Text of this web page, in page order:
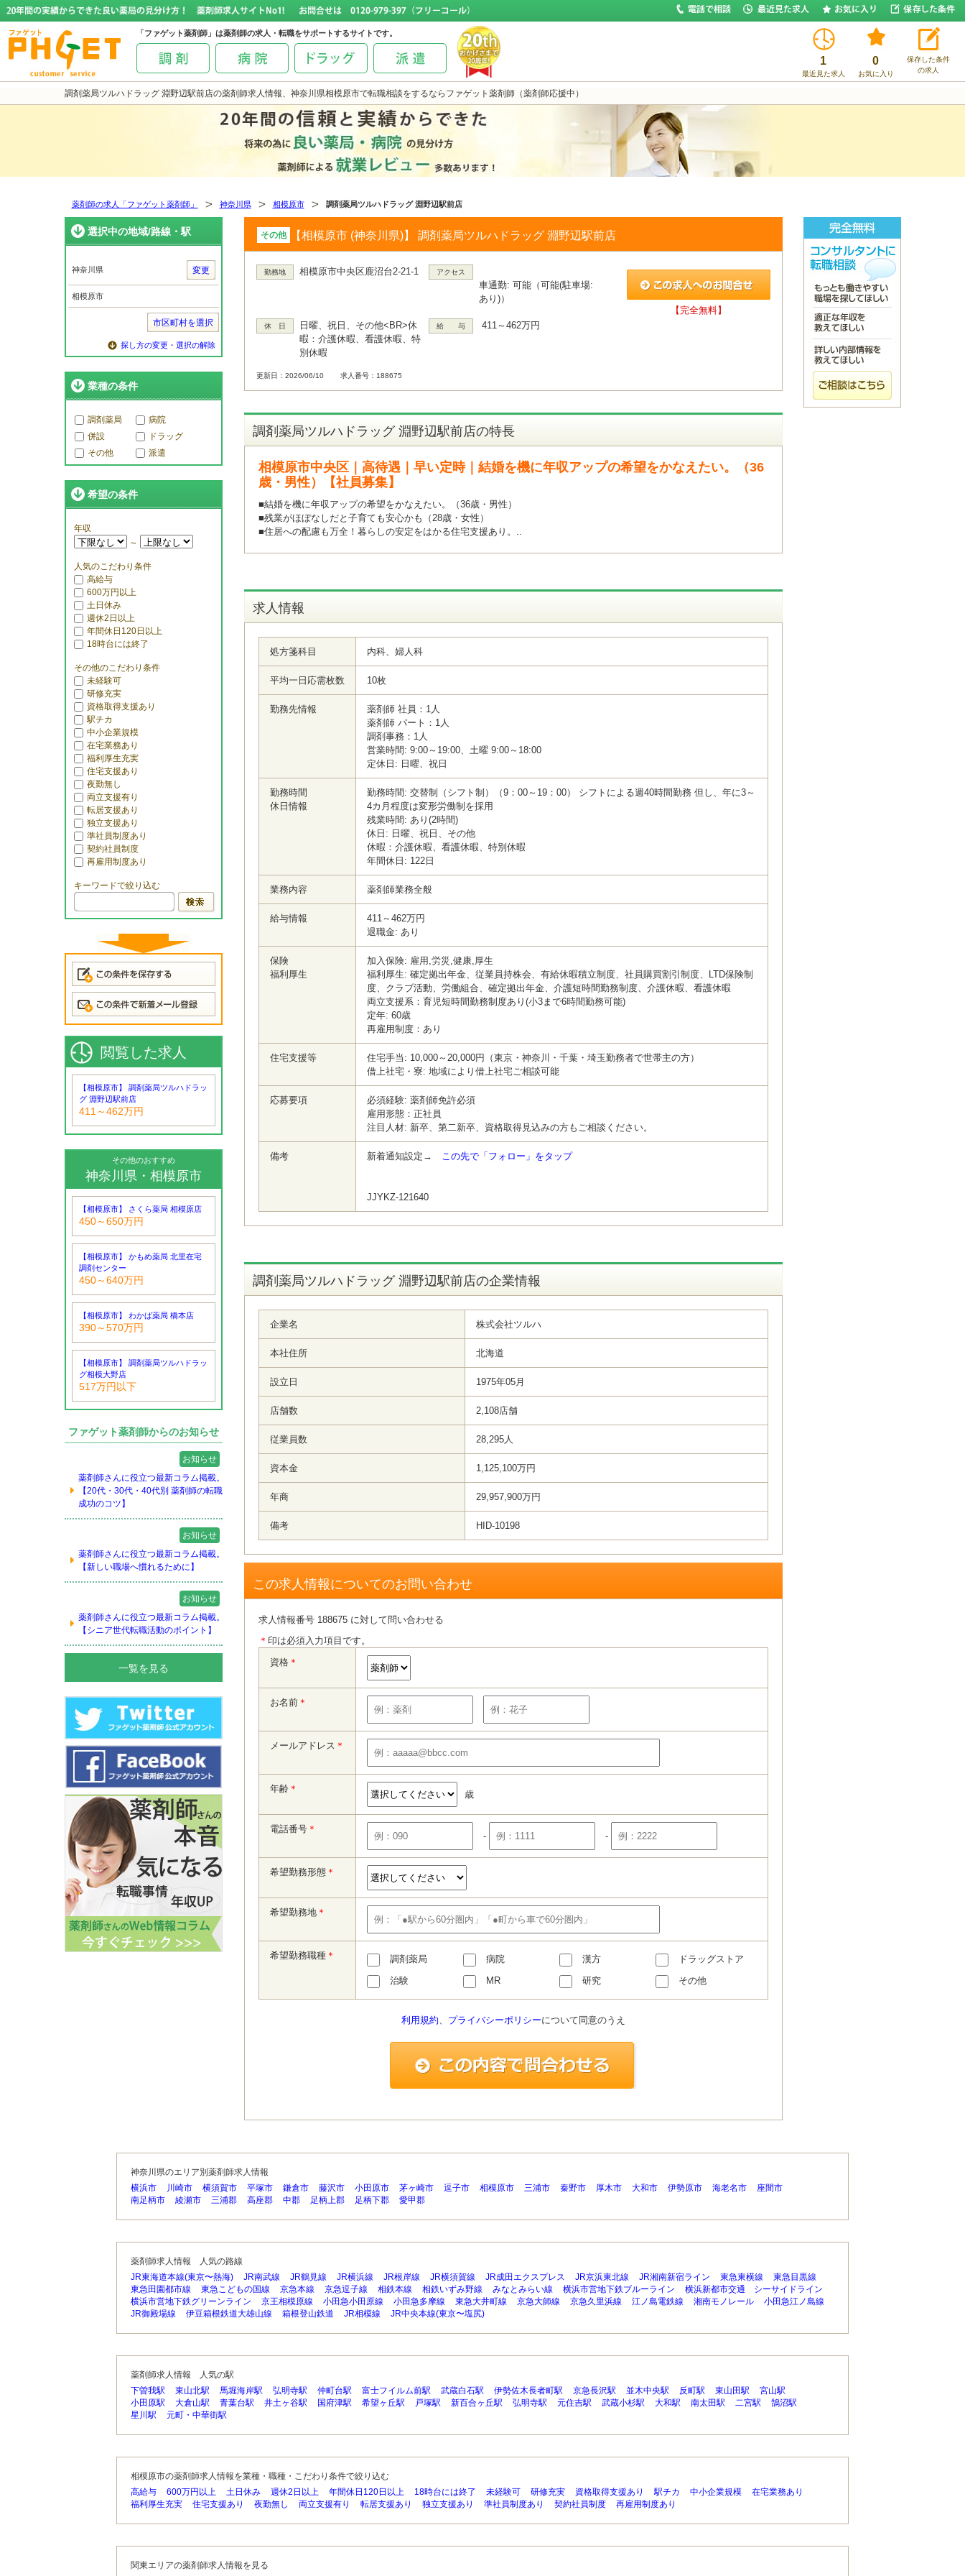
調剤薬局ツルハドラッグ 淵野辺駅前店の薬剤師求人情報、神奈川県相模原市で転職相談をするならファゲット薬剤師（薬剤師応援中）
「ファゲット薬剤師」は薬剤師の求人・転職をサポートするサイトです。
1
最近見た求人
0
お気に入り
保存した条件
の求人
薬剤師の求人「ファゲット薬剤師」 神奈川県 相模原市 調剤薬局ツルハドラッグ 淵野辺駅前店
選択中の地域/路線・駅
神奈川県 変更
相模原市
市区町村を選択
探し方の変更・選択の解除
業種の条件
調剤薬局
病院
併設
ドラッグ
その他
派遣
希望の条件
年収
～
人気のこだわり条件
高給与
600万円以上
土日休み
週休2日以上
年間休日120日以上
18時台には終了
その他のこだわり条件
未経験可
研修充実
資格取得支援あり
駅チカ
中小企業規模
在宅業務あり
福利厚生充実
住宅支援あり
夜勤無し
両立支援有り
転居支援あり
独立支援あり
準社員制度あり
契約社員制度
再雇用制度あり
キーワードで絞り込む
閲覧した求人
【相模原市】 調剤薬局ツルハドラッ
グ 淵野辺駅前店
411～462万円
その他のおすすめ
神奈川県・相模原市
【相模原市】 さくら薬局 相模原店
450～650万円
【相模原市】 かもめ薬局 北里在宅
調剤センター
450～640万円
【相模原市】 わかば薬局 橋本店
390～570万円
【相模原市】 調剤薬局ツルハドラッ
グ相模大野店
517万円以下
ファゲット薬剤師からのお知らせ
お知らせ
薬剤師さんに役立つ最新コラム掲載。
【20代・30代・40代別 薬剤師の転職
成功のコツ】
お知らせ
薬剤師さんに役立つ最新コラム掲載。
【新しい職場へ慣れるために】
お知らせ
薬剤師さんに役立つ最新コラム掲載。
【シニア世代転職活動のポイント】
一覧を見る
その他 【相模原市 (神奈川県)】 調剤薬局ツルハドラッグ 淵野辺駅前店
勤務地 相模原市中央区鹿沼台2-21-1 アクセス
車通勤: 可能（可能(駐車場:
あり)）
休 日
日曜、祝日、その他<BR>休
暇：介護休暇、看護休暇、特
別休暇
給 与 411～462万円
【完全無料】
更新日：2026/06/10 求人番号：188675
調剤薬局ツルハドラッグ 淵野辺駅前店の特長
相模原市中央区｜高待遇｜早い定時｜結婚を機に年収アップの希望をかなえたい。（36
歳・男性）【社員募集】
■結婚を機に年収アップの希望をかなえたい。（36歳・男性）
■残業がほぼなしだと子育ても安心かも（28歳・女性）
■住居への配慮も万全！暮らしの安定をはかる住宅支援あり。..
求人情報
処方箋科目 内科、婦人科
平均一日応需枚数 10枚
勤務先情報
薬剤師 社員：1人
薬剤師 パート：1人
調剤事務：1人
営業時間: 9:00～19:00、土曜 9:00～18:00
定休日: 日曜、祝日
勤務時間
休日情報
勤務時間: 交替制（シフト制）（9：00～19：00） シフトによる週40時間勤務 但し、年に3～
4カ月程度は変形労働制を採用
残業時間: あり(2時間)
休日: 日曜、祝日、その他
休暇：介護休暇、看護休暇、特別休暇
年間休日: 122日
業務内容 薬剤師業務全般
給与情報
411～462万円
退職金: あり
保険
福利厚生
加入保険: 雇用,労災,健康,厚生
福利厚生: 確定拠出年金、従業員持株会、有給休暇積立制度、社員購買割引制度、LTD保険制
度、クラブ活動、労働組合、確定拠出年金、介護短時間勤務制度、介護休暇、看護休暇
両立支援系：育児短時間勤務制度あり(小3まで6時間勤務可能)
定年: 60歳
再雇用制度：あり
住宅支援等
住宅手当: 10,000～20,000円（東京・神奈川・千葉・埼玉勤務者で世帯主の方）
借上社宅・寮: 地域により借上社宅ご相談可能
応募要項
必須経験: 薬剤師免許必須
雇用形態：正社員
注目人材: 新卒、第二新卒、資格取得見込みの方もご相談ください。
備考 新着通知設定→ この先で「フォロー」をタップ
JJYKZ-121640
調剤薬局ツルハドラッグ 淵野辺駅前店の企業情報
企業名 株式会社ツルハ
本社住所 北海道
設立日 1975年05月
店舗数 2,108店舗
従業員数 28,295人
資本金 1,125,100万円
年商 29,957,900万円
備考 HID-10198
この求人情報についてのお問い合わせ
求人情報番号 188675 に対して問い合わせる
＊ 印は必須入力項目です。
資格＊
お名前＊
メールアドレス ＊
年齢＊ 歳
電話番号＊
- -
希望勤務形態＊
希望勤務地＊
希望勤務職種＊ 調剤薬局 病院 漢方
ドラッグストア
治験
MR 研究 その他
利用規約、 プライバシーポリシーについて同意のうえ
神奈川県のエリア別薬剤師求人情報
横浜市
川崎市 横須賀市 平塚市 鎌倉市 藤沢市 小田原市 茅ヶ崎市 逗子市 相模原市 三浦市 秦野市 厚木市 大和市 伊勢原市 海老名市
座間市
南足柄市
綾瀬市 三浦郡 高座郡 中郡 足柄上郡 足柄下郡 愛甲郡
薬剤師求人情報 人気の路線
JR東海道本線(東京〜熱海)
JR南武線 JR鶴見線 JR横浜線 JR根岸線 JR横須賀線 JR成田エクスプレス JR京浜東北線 JR湘南新宿ライン 東急東横線
東急目黒線
東急田園都市線
東急こどもの国線 京急本線 京急逗子線 相鉄本線 相鉄いずみ野線 みなとみらい線 横浜市営地下鉄ブルーライン
横浜新都市交通 シーサイドライン
横浜市営地下鉄グリーンライン
京王相模原線 小田急小田原線 小田急多摩線 東急大井町線 京急大師線 京急久里浜線 江ノ島電鉄線 湘南モノレール
小田急江ノ島線
JR御殿場線
伊豆箱根鉄道大雄山線 箱根登山鉄道 JR相模線 JR中央本線(東京〜塩尻)
薬剤師求人情報 人気の駅
下曽我駅
東山北駅 馬堀海岸駅 弘明寺駅 仲町台駅 富士フイルム前駅 武蔵白石駅 伊勢佐木長者町駅 京急長沢駅 並木中央駅 反町駅 東山田駅
宮山駅
小田原駅
大倉山駅 青葉台駅 井土ヶ谷駅 国府津駅 希望ヶ丘駅 戸塚駅 新百合ヶ丘駅 弘明寺駅 元住吉駅 武蔵小杉駅 大和駅 南太田駅 二宮駅
鵠沼駅
星川駅
元町・中華街駅
相模原市の薬剤師求人情報を業種・職種・こだわり条件で絞り込む
高給与
600万円以上 土日休み 週休2日以上 年間休日120日以上 18時台には終了 未経験可 研修充実 資格取得支援あり 駅チカ 中小企業規模
在宅業務あり
福利厚生充実
住宅支援あり 夜勤無し 両立支援有り 転居支援あり 独立支援あり 準社員制度あり 契約社員制度 再雇用制度あり
関東エリアの薬剤師求人情報を見る